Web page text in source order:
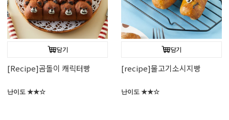
담기
[Recipe]곰돌이 캐릭터빵
난이도 ★★☆
담기
[recipe]물고기소시지빵
난이도 ★★☆